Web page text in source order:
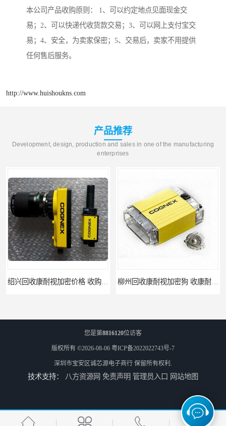
本公司产品收购原则： 1、可以约定地点见面现金交
易；2、可以快递代收货款交易；3、可以网上支付宝交
易；4、安全，为卖家保密；5、交易后，卖家不用提供
任何售后服务。
http://www.huishoukns.com
产品推荐
Development, design, production and sales in one of the manufacturing
enterprises
绍兴回收康耐视加密价格 收购康耐视加密狗 支持各种支付方式 柳州回收康耐视加密狗 收康耐视加密狗 当场放款
湛江回收欧姆龙cpu公司 欧姆龙cpu回收 为您提供优质便捷的服务 回收欧姆龙模块 阳江回收欧姆龙cpu控制器 欧姆龙cpu回收 支持各种支付方式 回收欧姆龙模块
您是第8816120位访客
版权所有 ©2026-08-06 粤ICP备2022022743号-7
深圳市宝安区诚芯源电子商行 保留所有权利.
技术支持： 八方资源网 免责声明 管理员入口 网站地图